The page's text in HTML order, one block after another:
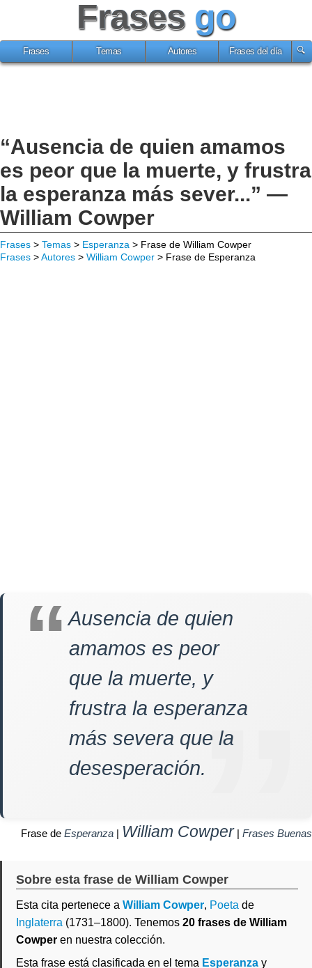
Frases go
Frases Temas Autores Frases del día
“Ausencia de quien amamos
es peor que la muerte, y frustra
la esperanza más sever...” —
William Cowper
Frases > Temas > Esperanza > Frase de William Cowper
Frases >Autores > William Cowper > Frase de Esperanza
Ausencia de quien
amamos es peor
que la muerte, y
frustra la esperanza
más severa que la
desesperación.
Frase de Esperanza | William Cowper| Frases Buenas
Sobre esta frase de William Cowper
Esta cita pertenece a William Cowper, Poeta de
Inglaterra (1731–1800). Tenemos 20 frases de William
Cowper en nuestra colección.
Esta frase está clasificada en el tema Esperanza y